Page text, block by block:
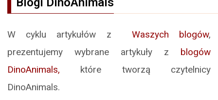
W cyklu artykułów z Waszych blogów,
prezentujemy wybrane artykuły z blogów
DinoAnimals, które tworzą czytelnicy
DinoAnimals.